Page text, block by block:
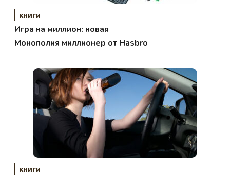
книги
Игра на миллион: новая
Монополия миллионер от Hasbro
книги